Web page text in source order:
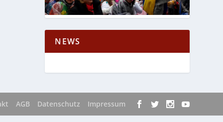
NEWS
AGB Datenschutz
Impressum